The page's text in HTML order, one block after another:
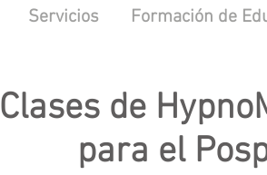
Servicios Formación de
Clases de
para el